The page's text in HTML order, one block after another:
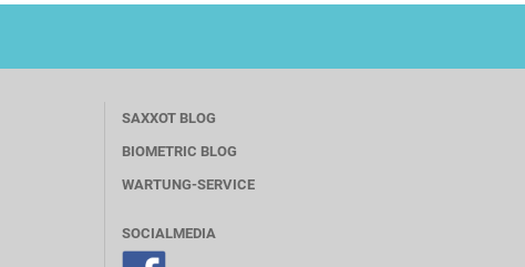
SAXXOT BLOG
BIOMETRIC BLOG
WARTUNG-SERVICE
SOCIALMEDIA